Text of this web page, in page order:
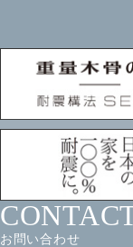
お問い合わせ